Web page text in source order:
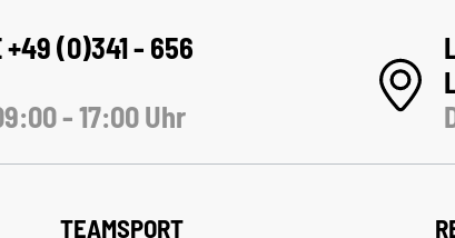
+49 (0)341 - 656
- 17:00 Uhr
TEAMSPORT